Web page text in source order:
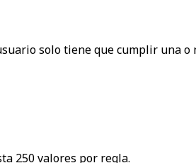
solo tiene que cumplir una o
250 valores por regla.